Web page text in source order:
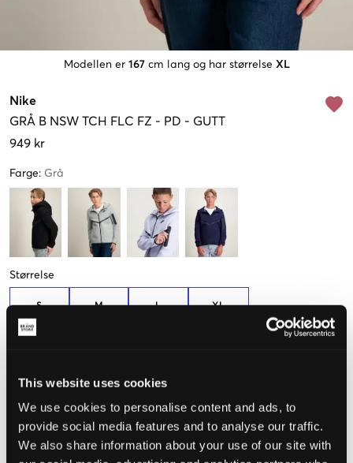
This website uses cookies
We use cookies to personalise content and ads, to
provide social media features and to analyse our traffic.
We also share information about your use of our site with
Modellen er 167 cm lang og har størrelse XL
Nike
GRÅ B NSW TCH FLC FZ - PD - GUTT
949 kr
Farge: Grå
Størrelse
S
128-137cm
M L XL
Liten Riktig